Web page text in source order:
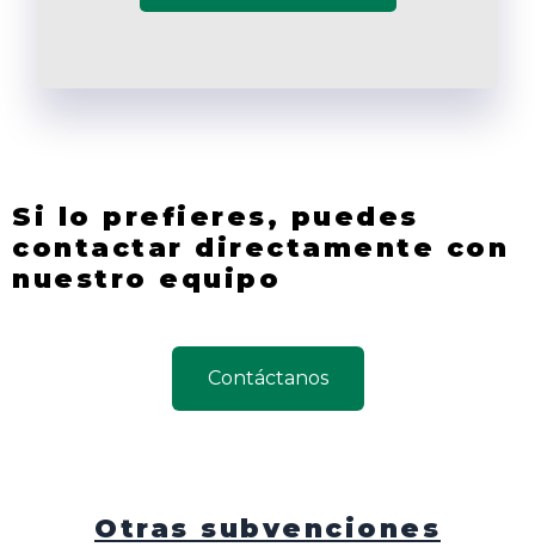
Si lo prefieres, puedes
contactar directamente con
nuestro equipo
Contáctanos
Otras subvenciones